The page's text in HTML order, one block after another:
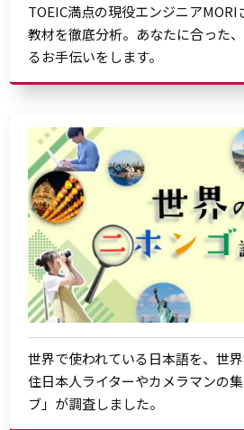
TOEIC満点の現役エンジニアMORI
教材を徹底分析。あなたに合った
るお手伝いをします。
世界で使われている日本語を、世
住日本人ライターやカメラマンの
ブ」が調査しました。